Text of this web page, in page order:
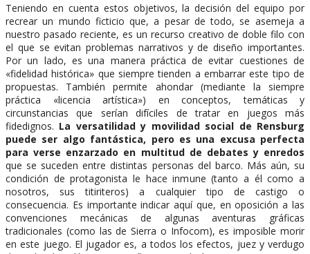
Teniendo en cuenta estos objetivos, la decisión del equipo por
recrear un mundo ficticio que, a pesar de todo, se asemeja a
nuestro pasado reciente, es un recurso creativo de doble filo con
el que se evitan problemas narrativos y de diseño importantes.
Por un lado, es una manera práctica de evitar cuestiones de
«fidelidad histórica» que siempre tienden a embarrar este tipo de
propuestas. También permite ahondar (mediante la siempre
práctica «licencia artística») en conceptos, temáticas y
circunstancias que serían difíciles de tratar en juegos más
fidedignos. La versatilidad y movilidad social de Rensburg
puede ser algo fantástica, pero es una excusa perfecta
para verse enzarzado en multitud de debates y enredos
que se suceden entre distintas personas del barco. Más aún, su
condición de protagonista le hace inmune (tanto a él como a
nosotros, sus titiriteros) a cualquier tipo de castigo o
consecuencia. Es importante indicar aquí que, en oposición a las
convenciones mecánicas de algunas aventuras gráficas
tradicionales (como las de Sierra o Infocom), es imposible morir
en este juego. El jugador es, a todos los efectos, juez y verdugo